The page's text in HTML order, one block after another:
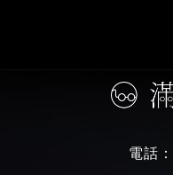
電話：